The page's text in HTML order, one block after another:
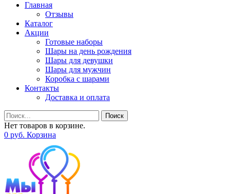
Главная
Отзывы
Каталог
Акции
Готовые наборы
Шары на день рождения
Шары для девушки
Шары для мужчин
Коробка с шарами
Контакты
Доставка и оплата
Поиск
Нет товаров в корзине.
0 руб. Корзина